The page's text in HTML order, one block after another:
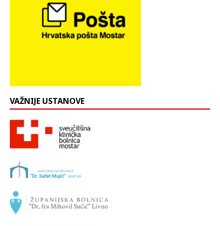
VAŽNIJE USTANOVE